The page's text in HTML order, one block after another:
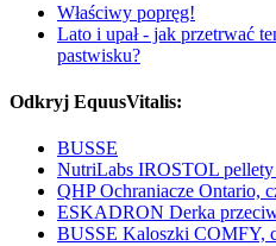
Właściwy popręg!
Lato i upał - jak przetrwać
pastwisku?
Odkryj EquusVitalis:
BUSSE
NutriLabs IROSTOL
QHP Ochraniacze Ontario,
ESKADRON Derka
BUSSE Kaloszki COMFY,